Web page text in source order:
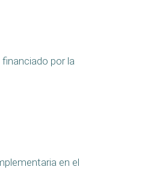
por la
en el